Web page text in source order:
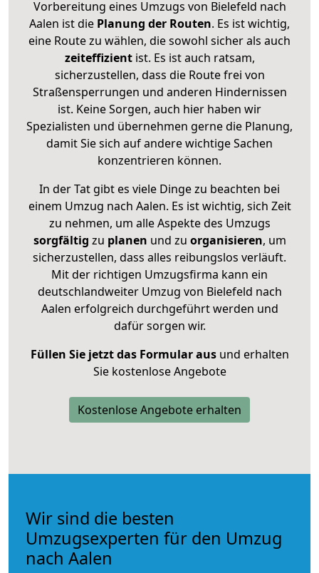
Vorbereitung eines Umzugs von Bielefeld nach
Aalen ist die Planung der Routen. Es ist wichtig,
eine Route zu wählen, die sowohl sicher als auch
zeiteffizientist. Es ist auch ratsam,
sicherzustellen, dass die Route frei von
Straßensperrungen und anderen Hindernissen
ist. Keine Sorgen, auch hier haben wir
Spezialisten und übernehmen gerne die Planung,
damit Sie sich auf andere wichtige Sachen
konzentrieren können.
In der Tat gibt es viele Dinge zu beachten bei
einem Umzug nach Aalen. Es ist wichtig, sich Zeit
zu nehmen, um alle Aspekte des Umzugs
sorgfältig zu planen und zu organisieren, um
sicherzustellen, dass alles reibungslos verläuft.
Mit der richtigen Umzugsfirma kann ein
deutschlandweiter Umzug von Bielefeld nach
Aalen erfolgreich durchgeführt werden und
dafür sorgen wir.
Füllen Sie jetzt das Formular ausund erhalten
Sie kostenlose Angebote
Kostenlose Angebote erhalten
Wir sind die besten
Umzugsexperten für den Umzug
nach Aalen